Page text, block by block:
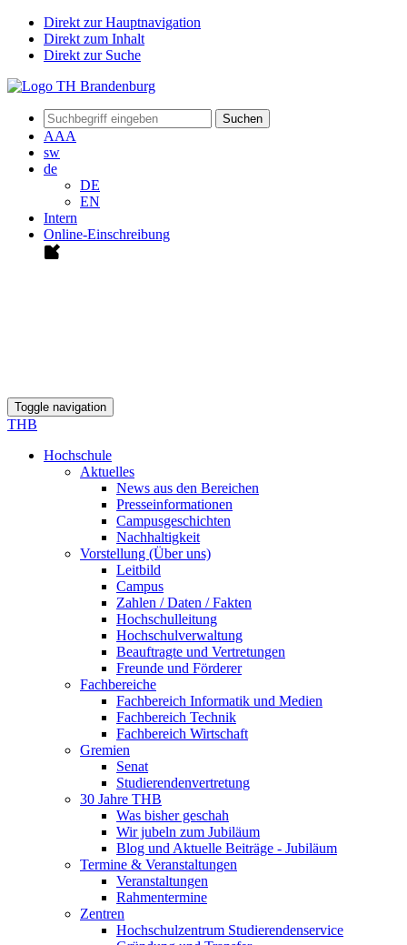
Direkt zur Hauptnavigation
Direkt zum Inhalt
Direkt zur Suche
Suchen
AAA
sw
de
DE
EN
Intern
Online-Einschreibung
Toggle navigation
THB
Hochschule
Aktuelles
News aus den Bereichen
Presseinformationen
Campusgeschichten
Nachhaltigkeit
Vorstellung (Über uns)
Leitbild
Campus
Zahlen / Daten / Fakten
Hochschulleitung
Hochschulverwaltung
Beauftragte und Vertretungen
Freunde und Förderer
Fachbereiche
Fachbereich Informatik und Medien
Fachbereich Technik
Fachbereich Wirtschaft
Gremien
Senat
Studierendenvertretung
30 Jahre THB
Was bisher geschah
Wir jubeln zum Jubiläum
Blog und Aktuelle Beiträge - Jubiläum
Termine & Veranstaltungen
Veranstaltungen
Rahmentermine
Zentren
Hochschulzentrum Studierendenservice